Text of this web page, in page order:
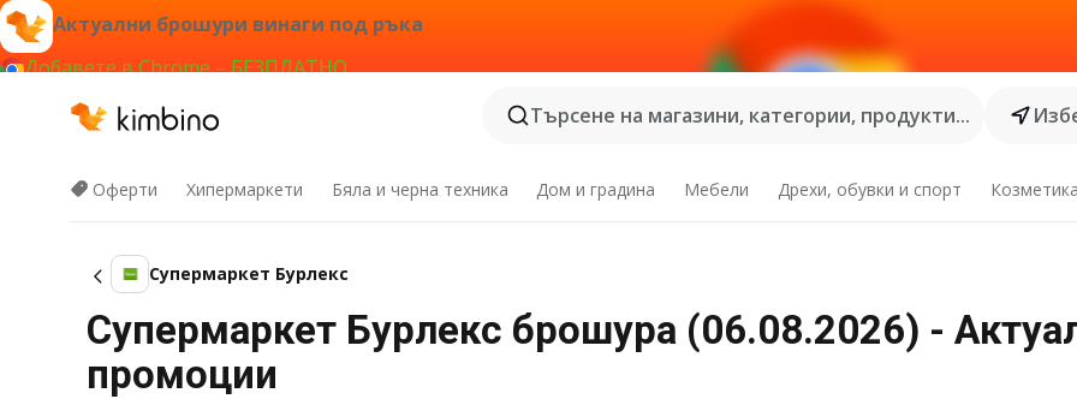
Актуални брошури винаги под ръка
Добавете в Chrome – БЕЗПЛАТНО
Търсене на магазини, категории, продукти...
Оферти Хипермаркети Бяла и черна техника Дом и градина Мебели Дрехи, обувки и спорт
Супермаркет Бурлекс
Супермаркет Бурлекс брошура (06.08.2026) -
промоции